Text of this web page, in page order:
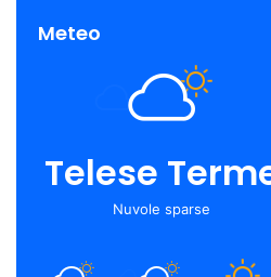
Meteo
Telese
Nuvole sparse